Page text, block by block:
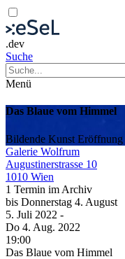
.dev
Suche
Menü
Das Blaue vom Himmel
Bildende Kunst Eröffnung
Galerie Wolfrum
Augustinerstrasse 10
1010 Wien
1 Termin im Archiv
bis Donnerstag 4. August
5. Juli 2022 -
Do 4. Aug. 2022
19:00
Das Blaue vom Himmel